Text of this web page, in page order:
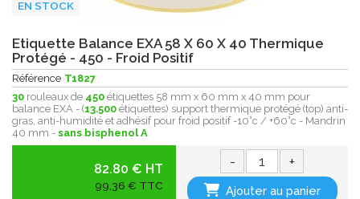
EN STOCK
Etiquette Balance EXA 58 X 60 X 40 Thermique
Protégé - 450 - Froid Positif
Référence T1827
30 rouleaux de 450 étiquettes 58 mm x 60 mm x 40 mm pour
balance EXA - (13.500 étiquettes) support thermique protégé (top) anti-
gras, anti-humidité et adhésif pour froid positif -10°c / +60°c - Mandrin
40 mm - sans bisphenol A
82.80 € HT
99,36 € TTC
- +
Ajouter au panier